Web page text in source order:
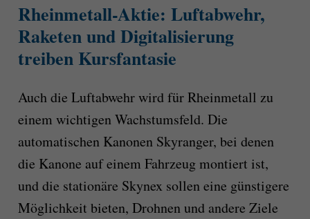
Rheinmetall-Aktie: Luftabwehr,
Raketen und Digitalisierung
treiben Kursfantasie
Auch die Luftabwehr wird für Rheinmetall zu
einem wichtigen Wachstumsfeld. Die
automatischen Kanonen Skyranger, bei denen
die Kanone auf einem Fahrzeug montiert ist,
und die stationäre Skynex sollen eine günstigere
Möglichkeit bieten, Drohnen und andere Ziele